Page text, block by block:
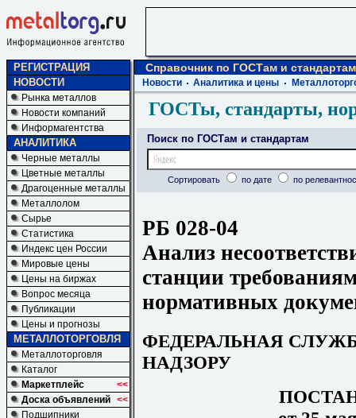
РЕГИСТРАЦИЯ
НОВОСТИ
Рынка металлов
Новости компаний
Информагентства
АНАЛИТИКА
Черные металлы
Цветные металлы
Драгоценные металлы
Металлолом
Сырье
Статистика
Индекс цен России
Мировые цены
Цены на биржах
Вопрос месяца
Публикации
Цены и прогнозы
МЕТАЛЛОТОРГОВЛЯ
Металлоторговля
Каталог
Маркетплейс
<<
Доска объявлений <<
Подшипники
Справочник по ГОСТам и стандартам
Новости Аналитика и цены
ГОСТы, стандарты,
Поиск по ГОСТам и стандартам
Сортировать по дате по
РБ 028-04
Анализ
станции
нормативных
ФЕДЕРАЛЬНАЯ
НАДЗОРУ